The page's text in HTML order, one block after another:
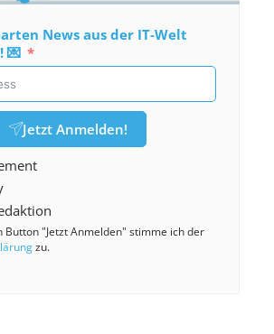
News aus der IT-Welt
💌
Jetzt Anmelden!
Button "Jetzt Anmelden" stimme ich der
zu.